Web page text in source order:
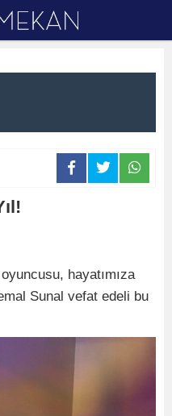
hayatımıza
Sunal vefat edeli bu